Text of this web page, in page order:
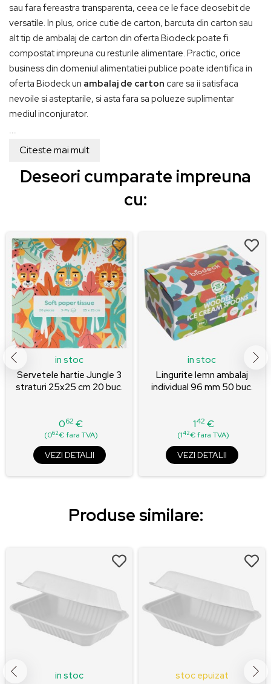
sau fara fereastra transparenta, ceea ce le face deosebit de
versatile. In plus, orice cutie de carton, barcuta din carton sau
alt tip de ambalaj de carton din oferta Biodeck poate fi
compostat impreuna cu resturile alimentare. Practic, orice
business din domeniul alimentatiei publice poate identifica in
oferta Biodeck un ambalaj de carton care sa ii satisfaca
nevoile si asteptarile, si asta fara sa polueze suplimentar
mediul inconjurator.
...
Citeste mai mult
Deseori cumparate impreuna
cu:
in stoc
Servetele hartie Jungle 3
straturi 25x25 cm 20 buc.
Pret
062 €
(062€ fara TVA)
VEZI DETALII
in stoc
Lingurite lemn ambalaj
individual 96 mm 50 buc.
Pret
142 €
(142€ fara TVA)
VEZI DETALII
Produse similare:
in stoc
stoc epuizat